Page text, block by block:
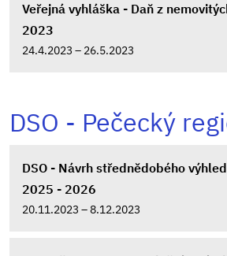
Veřejná vyhláška - Daň z
2023
24.4.2023 – 26.5.2023
DSO - Pečecký
DSO - Návrh střednědobého
2025 - 2026
20.11.2023 – 8.12.2023